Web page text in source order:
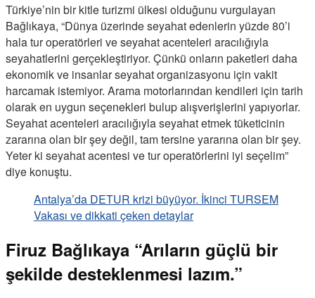
Türkiye’nin bir kitle turizmi ülkesi olduğunu vurgulayan
Bağlıkaya, “Dünya üzerinde seyahat edenlerin yüzde 80’i
hala tur operatörleri ve seyahat acenteleri aracılığıyla
seyahatlerini gerçekleştiriyor. Çünkü onların paketleri daha
ekonomik ve insanlar seyahat organizasyonu için vakit
harcamak istemiyor. Arama motorlarından kendileri için tarih
olarak en uygun seçenekleri bulup alışverişlerini yapıyorlar.
Seyahat acenteleri aracılığıyla seyahat etmek tüketicinin
zararına olan bir şey değil, tam tersine yararına olan bir şey.
Yeter ki seyahat acentesi ve tur operatörlerini iyi seçelim”
diye konuştu.
Antalya’da DETUR krizi büyüyor. İkinci TURSEM
Vakası ve dikkati çeken detaylar
Firuz Bağlıkaya “Arıların güçlü bir
şekilde desteklenmesi lazım.”